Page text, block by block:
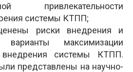
привлекательности
системы КТПП;
риски внедрения и
варианты максимизации
системы КТПП.
представлены на научно-